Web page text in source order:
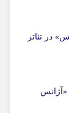
در تئاتر
«آژانس